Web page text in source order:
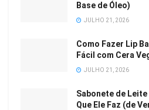
Base de Óleo)
JULHO 21, 2026
Como Fazer Lip
Fácil com Cera
JULHO 21, 2026
Sabonete de Leite
Que Ele Faz (de